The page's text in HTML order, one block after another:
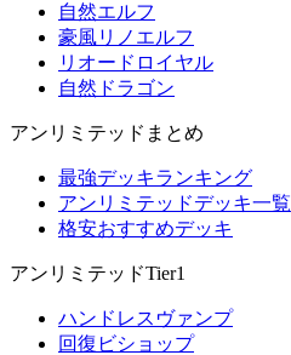
自然エルフ
豪風リノエルフ
リオードロイヤル
自然ドラゴン
アンリミテッドまとめ
最強デッキランキング
アンリミテッドデッキ一覧
格安おすすめデッキ
アンリミテッドTier1
ハンドレスヴァンプ
回復ビショップ